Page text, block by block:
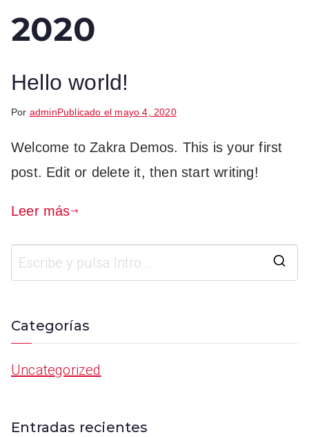
2020
Hello world!
Por adminPublicado el mayo 4, 2020
Welcome to Zakra Demos. This is your first
post. Edit or delete it, then start writing!
Leer más
Categorías
Uncategorized
Entradas recientes